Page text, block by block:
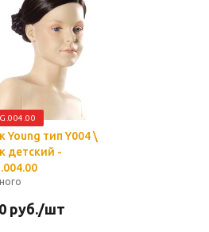
Young тип Y004 \
детский -
руб./шт